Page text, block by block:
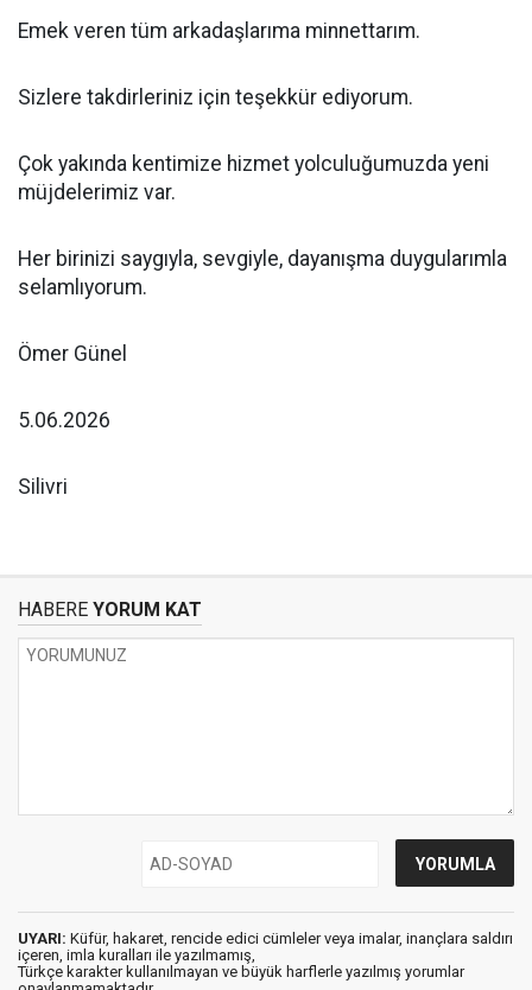
Emek veren tüm arkadaşlarıma minnettarım.
Sizlere takdirleriniz için teşekkür ediyorum.
Çok yakında kentimize hizmet yolculuğumuzda yeni
müjdelerimiz var.
Her birinizi saygıyla, sevgiyle, dayanışma duygularımla
selamlıyorum.
Ömer Günel
5.06.2026
Silivri
HABERE YORUM KAT
UYARI: Küfür, hakaret, rencide edici cümleler veya imalar, inançlara saldırı
içeren, imla kuralları ile yazılmamış,
Türkçe karakter kullanılmayan ve büyük harflerle yazılmış yorumlar